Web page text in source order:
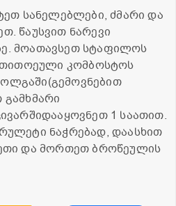
სანელებლები, ძმარი და
წაუსვით ნარევი
მოათავსეთ სტაფილოს
თითოეული კომბოსტოს
1 საათით.
ნაჭრებად, დაასხით
და მორთეთ ბროწეულის